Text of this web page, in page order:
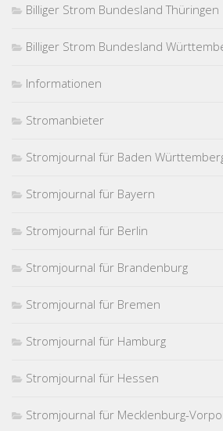
Billiger Strom Bundesland Thüringen
Billiger Strom Bundesland
Informationen
Stromanbieter
Stromjournal für Baden
Stromjournal für Bayern
Stromjournal für Berlin
Stromjournal für Brandenburg
Stromjournal für Bremen
Stromjournal für Hamburg
Stromjournal für Hessen
Stromjournal für Mecklenburg-